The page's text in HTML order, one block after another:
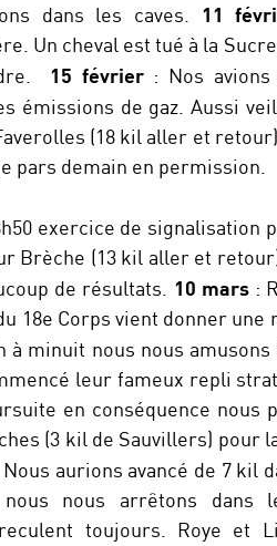
dans les caves. 11
Un cheval est tué à la
15 février: Nos avions
émissions de gaz. Aussi
(18 kil aller et
pars demain en permission.
exercice de signalisation
Brèche (13 kil aller et
de résultats. 10 mars:
18e Corps vient donner
à minuit nous nous amusons
leur fameux repli
en conséquence nous
(3 kil de Sauvillers) pour
Nous aurions avancé de 7 kil
nous nous arrêtons dans
toujours. Roye et